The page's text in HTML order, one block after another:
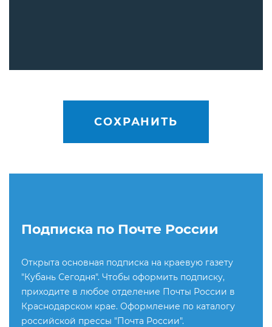
СОХРАНИТЬ
Подписка по Почте России
Открыта основная подписка на краевую газету
"Кубань Сегодня". Чтобы оформить подписку,
приходите в любое отделение Почты России в
Краснодарском крае. Оформление по каталогу
российской прессы "Почта России".